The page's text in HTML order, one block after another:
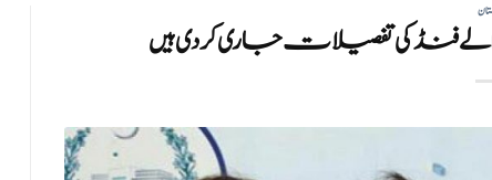
فنڈ کی تفصیلات جاری کر دی ہیں